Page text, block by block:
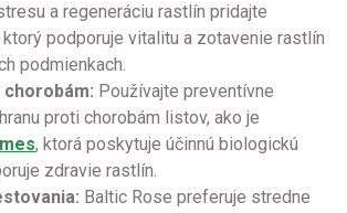
a regeneráciu rastlín pridajte
ktorý podporuje vitalitu a zotavenie rastlín
podmienkach.
Používajte preventívne
proti chorobám listov, ako je
, ktorá poskytuje účinnú biologickú
zdravie rastlín.
Baltic Rose preferuje stredne